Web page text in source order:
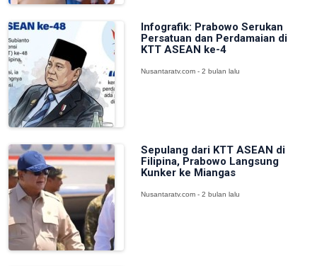
Infografik: Prabowo Serukan
Persatuan dan Perdamaian di
KTT ASEAN ke-4
Nusantaratv.com - 2 bulan lalu
Sepulang dari KTT ASEAN di
Filipina, Prabowo Langsung
Kunker ke Miangas
Nusantaratv.com - 2 bulan lalu